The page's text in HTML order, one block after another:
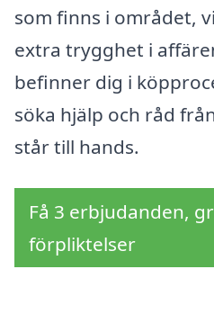
som finns i området,
extra trygghet i
befinner dig i
söka hjälp och råd
står till hands.
Få 3 erbjudanden,
förpliktelser